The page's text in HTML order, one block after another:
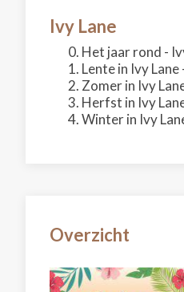
Ivy Lane
Het jaar rond -
Lente in Ivy Lane
Zomer in Ivy
Herfst in Ivy
Winter in Ivy
Overzicht